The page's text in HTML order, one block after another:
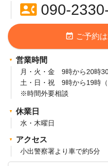
contact_phone090-
event_available ご予約
営業時間
月・火・金 9時から20時30
土・日・祝 9時から19時（
※時間外要相談
休業日
水・木曜日
アクセス
小出警察署より車で約5分